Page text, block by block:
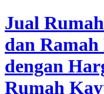
Jual
dan
dengan
Rumah